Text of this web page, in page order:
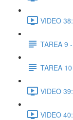
VIDEO
TAREA 9
TAREA
VIDEO
VIDEO